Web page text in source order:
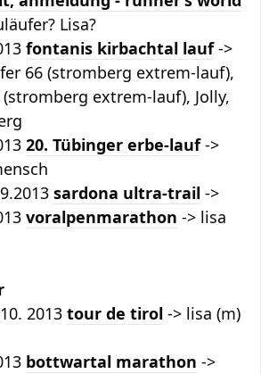
Lisa?
fontanis kirbachtal lauf->
66 (stromberg extrem-lauf),
extrem-lauf), Jolly,
20. Tübinger erbe-lauf->
sardona ultra-trail ->
voralpenmarathon -> lisa
2013 tour de tirol -> lisa (m)
bottwartal marathon ->